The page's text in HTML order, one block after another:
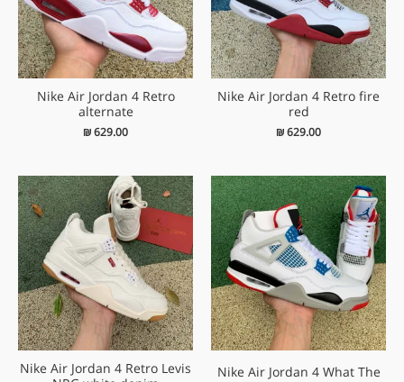
Nike Air Jordan 4 Retro fire
red
₪629.00
Nike Air Jordan 4 Retro
alternate
₪629.00
Nike Air Jordan 4 What The
Nike Air Jordan 4 Retro Levis